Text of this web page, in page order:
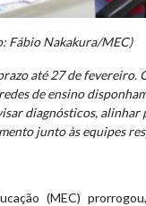
Fábio Nakakura/MEC)
até 27 de fevereiro.
de ensino
diagnósticos, alinhar
junto às equipes
(MEC)